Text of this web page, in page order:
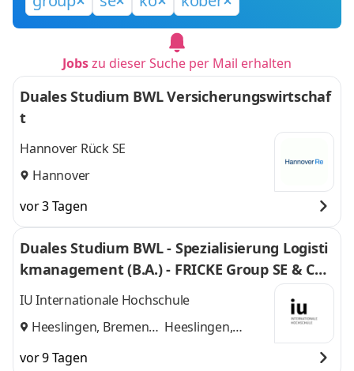
Jobszu dieser Suche per Mail erhalten
Duales Studium BWL Versicherungswirtschaf
t
Hannover Rück SE
Hannover
vor 3 Tagen
Duales Studium BWL - Spezialisierung Logisti
kmanagement (B.A.) - FRICKE Group SE & Co.
KG
IU Internationale Hochschule
Heeslingen, Bremen
Heeslingen,
vor 9 Tagen